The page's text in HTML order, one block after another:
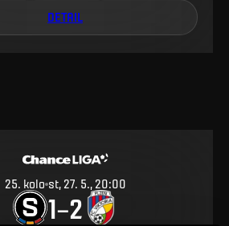
DETAIL
25. kolo st, 27. 5., 20:00
1–2